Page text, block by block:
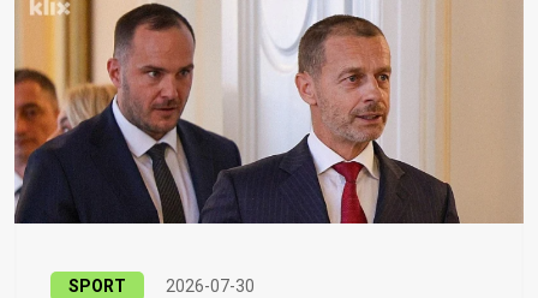
SPORT 2026-07-30